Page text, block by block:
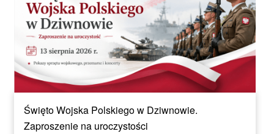
Święto Wojska Polskiego w Dziwnowie.
Zaproszenie na uroczystości